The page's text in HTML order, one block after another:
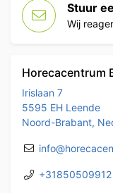
Stuur
Wij
Horecacentrum
Irislaan 7
5595 EH Leende
Noord-Brabant,
+31850509912